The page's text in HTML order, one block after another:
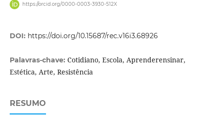
https://orcid.org/0000-0003-3930-512X
DOI: https://doi.org/10.15687/rec.v16i3.68926
Palavras-chave: Cotidiano, Escola, Aprenderensinar,
Estética, Arte, Resistência
RESUMO